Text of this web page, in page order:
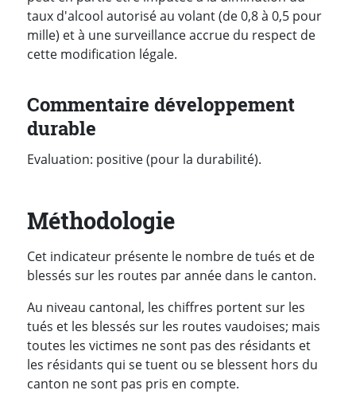
taux d'alcool autorisé au volant (de 0,8 à 0,5 pour
mille) et à une surveillance accrue du respect de
cette modification légale.
Commentaire développement
durable
Evaluation: positive (pour la durabilité).
Méthodologie
Cet indicateur présente le nombre de tués et de
blessés sur les routes par année dans le canton.
Au niveau cantonal, les chiffres portent sur les
tués et les blessés sur les routes vaudoises; mais
toutes les victimes ne sont pas des résidants et
les résidants qui se tuent ou se blessent hors du
canton ne sont pas pris en compte.